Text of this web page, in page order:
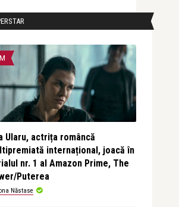
Ularu, actrița româncă
internațional, joacă în
nr. 1 al Amazon Prime, The
Puterea
Năstase